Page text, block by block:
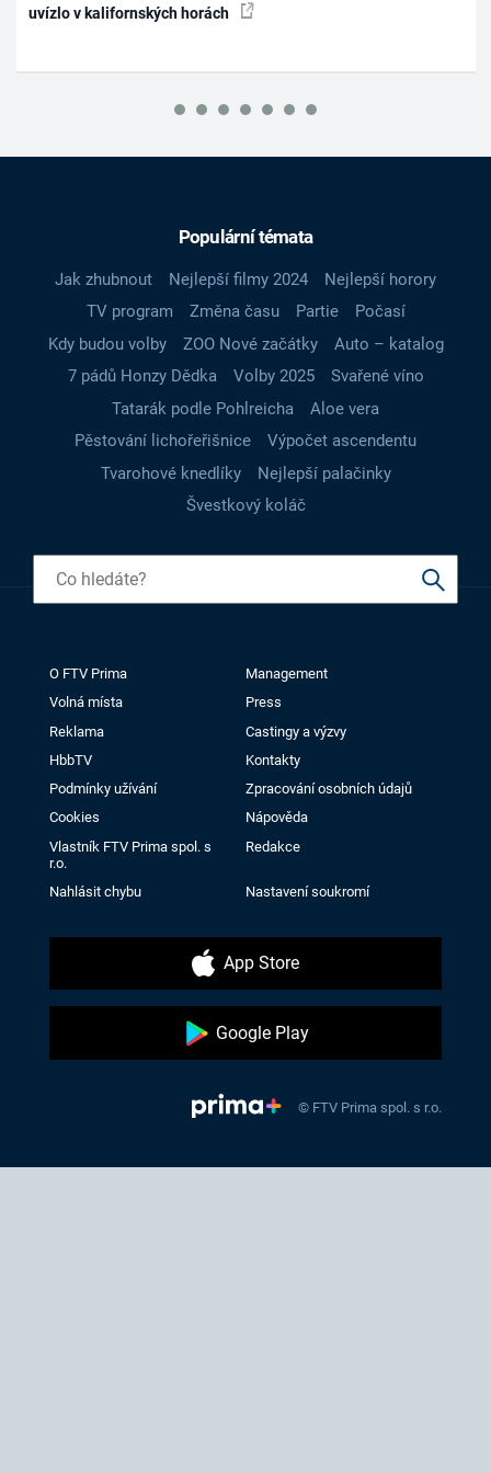
uvízlo v kalifornských horách
Populární témata
Jak zhubnout Nejlepší filmy 2024
Nejlepší horory
TV program
Změna času Partie
Počasí
Kdy budou volby
ZOO Nové začátky
Auto – katalog
7 pádů Honzy Dědka
Volby 2025
Svařené víno
Tatarák podle Pohlreicha
Aloe vera
Pěstování lichořeřišnice
Výpočet ascendentu
Tvarohové knedlíky
Nejlepší palačinky
Švestkový koláč
O FTV Prima
Management
Volná místa
Press
Reklama
Castingy a výzvy
HbbTV
Kontakty
Podmínky užívání
Zpracování osobních údajů
Cookies
Nápověda
Vlastník FTV Prima spol. s
r.o.
Redakce
Nahlásit chybu Nastavení soukromí
App Store
Google Play
© FTV Prima spol. s r.o.